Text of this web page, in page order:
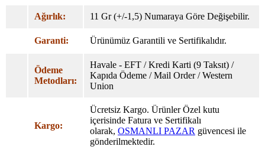
Ağırlık: 11 Gr (+/-1,5) Numaraya Göre Değişebilir.
Garanti: Ürünümüz Garantili ve Sertifikalıdır.
Ödeme
Metodları:
Havale - EFT / Kredi Karti (9 Taksıt) /
Kapıda Ödeme / Mail Order / Western
Union
Kargo:
Ücretsiz Kargo. Ürünler Özel kutu
içerisinde Fatura ve Sertifikalı
olarak, OSMANLI PAZAR güvencesi ile
gönderilmektedir.